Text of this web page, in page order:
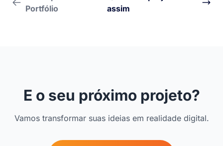
Portfólio
assim
E o seu próximo projeto?
Vamos transformar suas ideias em realidade digital.